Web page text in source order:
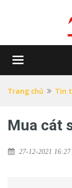
Toggle
Trang chủ Tin
Mua cát
27-12-2021 16:27